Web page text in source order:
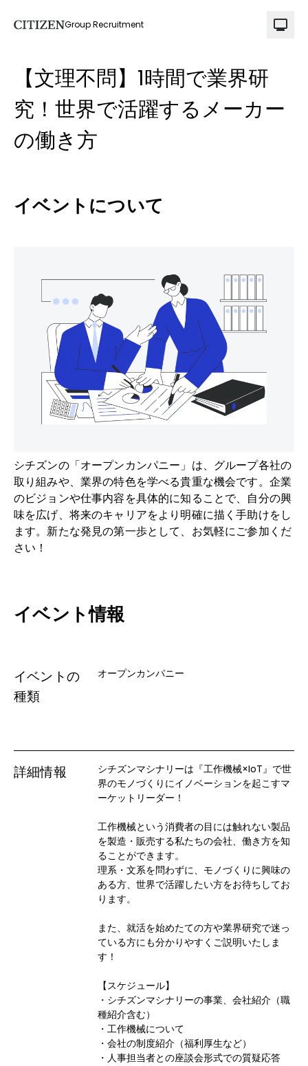
Group Recruitment
【文理不問】1時間で業界研
究！世界で活躍するメーカー
の働き方
イベントについて
シチズンの「オープンカンパニー」は、グループ各社の
取り組みや、業界の特色を学べる貴重な機会です。企業
のビジョンや仕事内容を具体的に知ることで、自分の興
味を広げ、将来のキャリアをより明確に描く手助けをし
ます。新たな発見の第一歩として、お気軽にご参加くだ
さい！
イベント情報
イベントの
種類
オープンカンパニー
詳細情報
シチズンマシナリーは『工作機械×IoT』で世
界のモノづくりにイノベーションを起こすマ
ーケットリーダー！
工作機械という消費者の目には触れない製品
を製造・販売する私たちの会社、働き方を知
ることができます。
理系・文系を問わずに、モノづくりに興味の
ある方、世界で活躍したい方をお待ちしてお
ります。
また、就活を始めたての方や業界研究で迷っ
ている方にも分かりやすくご説明いたしま
す！
【スケジュール】
・シチズンマシナリーの事業、会社紹介（職
種紹介含む）
・工作機械について
・会社の制度紹介（福利厚生など）
・人事担当者との座談会形式での質疑応答